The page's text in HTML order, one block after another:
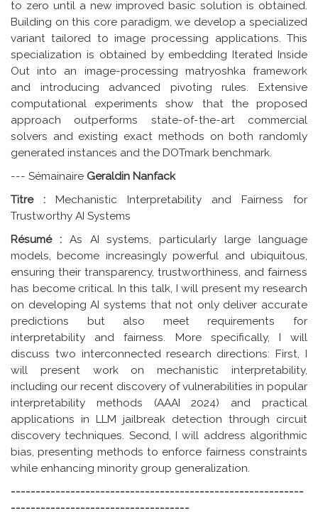
to zero until a new improved basic solution is obtained.
Building on this core paradigm, we develop a specialized
variant tailored to image processing applications. This
specialization is obtained by embedding Iterated Inside
Out into an image-processing matryoshka framework
and introducing advanced pivoting rules. Extensive
computational experiments show that the proposed
approach outperforms state-of-the-art commercial
solvers and existing exact methods on both randomly
generated instances and the DOTmark benchmark.
--- Sémainaire Geraldin Nanfack
Titre : Mechanistic Interpretability and Fairness for
Trustworthy AI Systems
Résumé :As AI systems, particularly large language
models, become increasingly powerful and ubiquitous,
ensuring their transparency, trustworthiness, and fairness
has become critical. In this talk, I will present my research
on developing AI systems that not only deliver accurate
predictions but also meet requirements for
interpretability and fairness. More specifically, I will
discuss two interconnected research directions: First, I
will present work on mechanistic interpretability,
including our recent discovery of vulnerabilities in popular
interpretability methods (AAAI 2024) and practical
applications in LLM jailbreak detection through circuit
discovery techniques. Second, I will address algorithmic
bias, presenting methods to enforce fairness constraints
while enhancing minority group generalization.
-----------------------------------------------------------
------------------------------------